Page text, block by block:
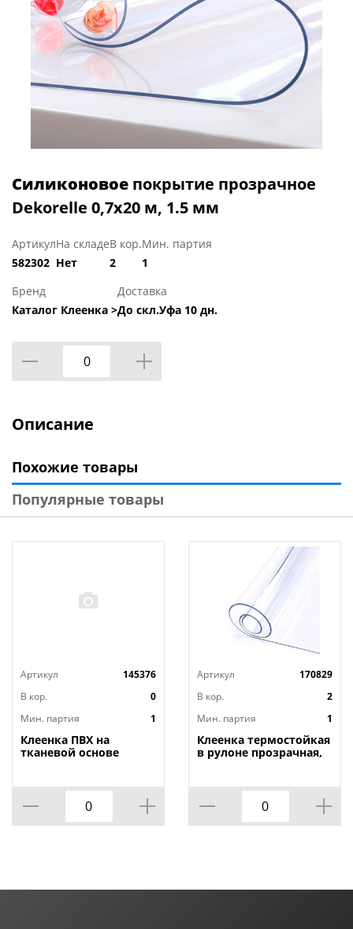
Силиконовое покрытие прозрачное
Dekorelle 0,7х20 м, 1.5 мм
Артикул
582302
На складе
Нет
В кор.
2
Мин. партия
1
Бренд
Каталог Клеенка >
Доставка
До скл.Уфа 10 дн.
Описание
Похожие товары
Популярные товары
Артикул
145376
В кор.
0
Мин. партия
1
Клеенка ПВХ на
тканевой основе
потертости, грязные
края
Артикул
170829
В кор.
2
Мин. партия
1
Клеенка термостойкая
в рулоне прозрачная,
HOZBAT